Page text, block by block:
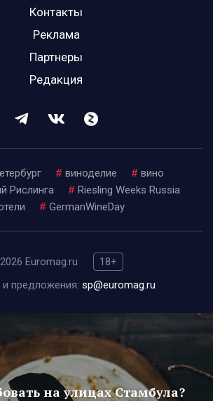
Контакты
Реклама
Партнеры
Редакция
# виноделие # вино
Рислинга # Riesling Weeks Russia
# GermanWineDay
Euromag.ru
18+
предложения: sp@euromag.ru
на улицах Стамбула?